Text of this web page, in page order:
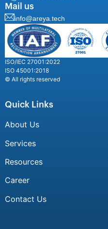
Mail us
info@areya.tech
ISO/IEC 27001:2022
ISO 45001:2018
© All rights reserved
Quick Links
About Us
Services
Resources
Career
Contact Us